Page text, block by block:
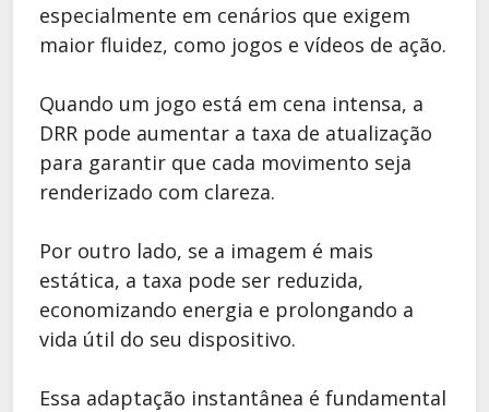
especialmente em cenários que exigem
maior fluidez, como jogos e vídeos de ação.
Quando um jogo está em cena intensa, a
DRR pode aumentar a taxa de atualização
para garantir que cada movimento seja
renderizado com clareza.
Por outro lado, se a imagem é mais
estática, a taxa pode ser reduzida,
economizando energia e prolongando a
vida útil do seu dispositivo.
Essa adaptação instantânea é fundamental